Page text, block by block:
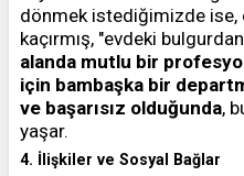
dönmek istediğimizde ise,
kaçırmış, "evdeki
alanda mutlu bir
için bambaşka bir
ve başarısız olduğunda,
yaşar.
4. İlişkiler ve Sosyal Bağlar